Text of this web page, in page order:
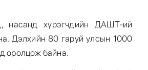
насанд хүрэгчдийн ДАШТ-ий
Дэлхийн 80 гаруй улсын 1000
оролцож байна.